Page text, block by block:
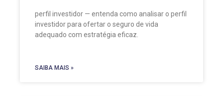
perfil investidor — entenda como analisar o perfil
investidor para ofertar o seguro de vida
adequado com estratégia eficaz.
SAIBA MAIS »